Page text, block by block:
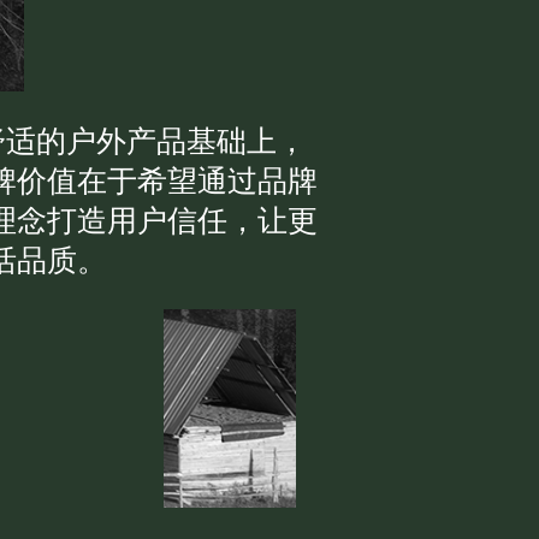
的户外产品基础上，
价值在于希望通过品牌
念打造用户信任，让更
质。